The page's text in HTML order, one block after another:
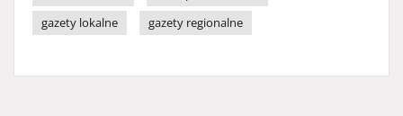
gazety lokalne
gazety regionalne